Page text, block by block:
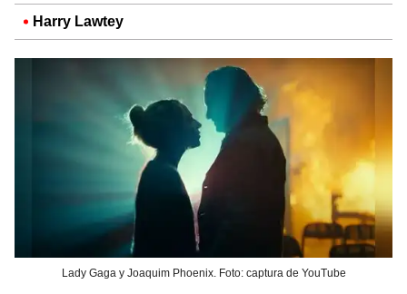
Harry Lawtey
Lady Gaga y Joaquim Phoenix. Foto: captura de YouTube